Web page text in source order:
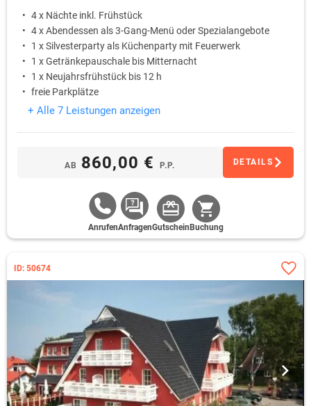
4 x Nächte inkl. Frühstück
4 x Abendessen als 3-Gang-Menü oder Spezialangebote
1 x Silvesterparty als Küchenparty mit Feuerwerk
1 x Getränkepauschale bis Mitternacht
1 x Neujahrsfrühstück bis 12 h
freie Parkplätze
+ Alle 7 Leistungen anzeigen
AB 860,00 € P.P. DETAILS
AnrufenAnfragenGutschein Buchung
ID: 50674